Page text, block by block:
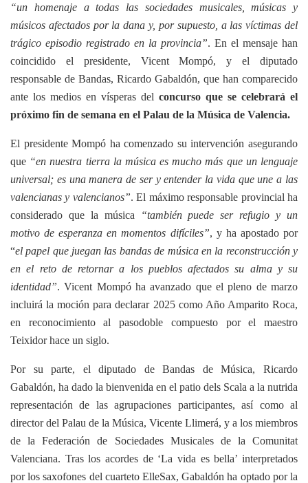
“un homenaje a todas las sociedades musicales, músicas y
músicos afectados por la dana y, por supuesto, a las víctimas del
trágico episodio registrado en la provincia”. En el mensaje han
coincidido el presidente, Vicent Mompó, y el diputado
responsable de Bandas, Ricardo Gabaldón, que han comparecido
ante los medios en vísperas del concurso que se celebrará el
próximo fin de semana en el Palau de la Música de Valencia.
El presidente Mompó ha comenzado su intervención asegurando
que “en nuestra tierra la música es mucho más que un lenguaje
universal; es una manera de ser y entender la vida que une a las
valencianas y valencianos”. El máximo responsable provincial ha
considerado que la música
“también puede ser refugio y un
motivo de esperanza en momentos difíciles”, y ha apostado por
“el papel que juegan las bandas de música en la reconstrucción y
en el reto de retornar a los pueblos afectados su alma y su
identidad”. Vicent Mompó ha avanzado que el pleno de marzo
incluirá la moción para declarar 2025 como Año Amparito Roca,
en reconocimiento al pasodoble compuesto por el maestro
Teixidor hace un siglo.
Por su parte, el diputado de Bandas de Música, Ricardo
Gabaldón, ha dado la bienvenida en el patio dels Scala a la nutrida
representación de las agrupaciones participantes, así como al
director del Palau de la Música, Vicente Llimerá, y a los miembros
de la Federación de Sociedades Musicales de la Comunitat
Valenciana. Tras los acordes de ‘La vida es bella’ interpretados
por los saxofones del cuarteto ElleSax, Gabaldón ha optado por la